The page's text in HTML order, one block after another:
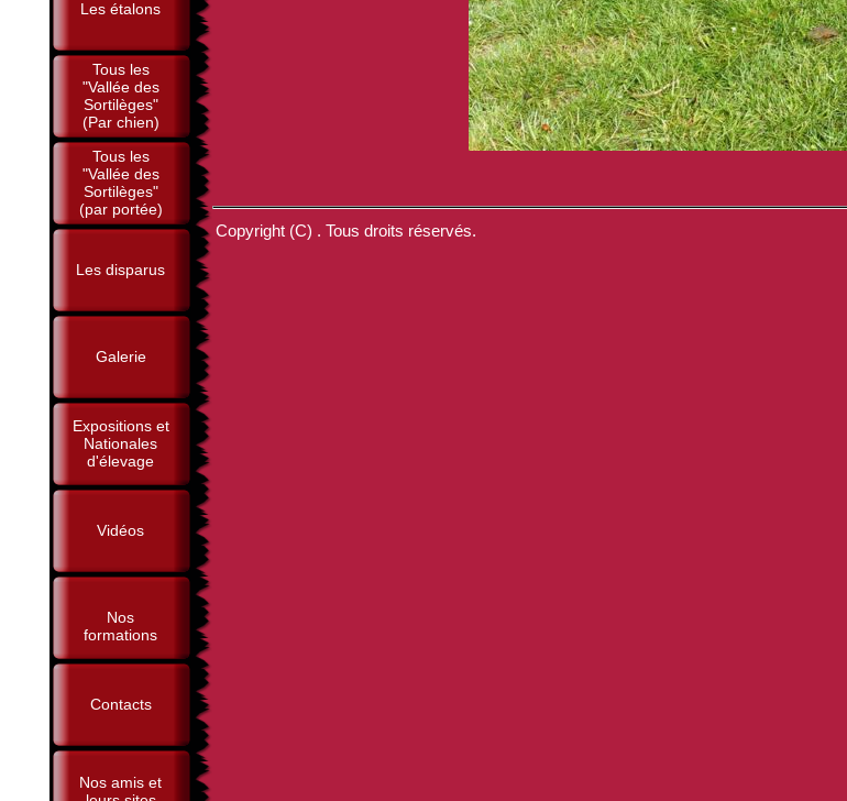
Les étalons
Tous les
"Vallée des
Sortilèges"
(Par chien)
Tous les
"Vallée des
Sortilèges"
(par portée)
Les disparus
Galerie
Expositions et
Nationales
d'élevage
Vidéos
Nos
formations
Contacts
Nos amis et
Copyright (C) . Tous droits réservés.